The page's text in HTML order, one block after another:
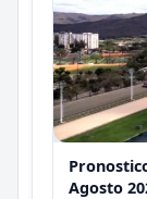
Agosto